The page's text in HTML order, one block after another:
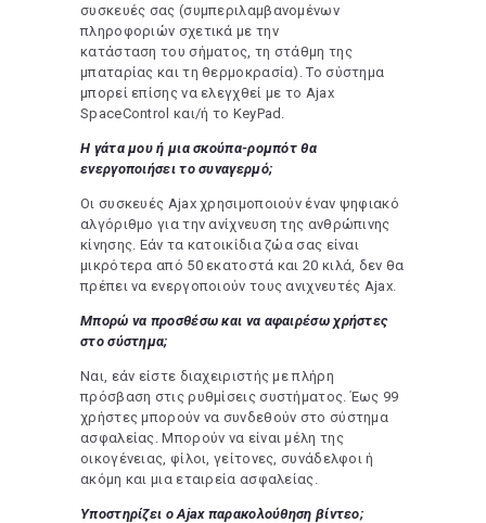
συσκευές σας (συμπεριλαμβανομένων
πληροφοριών σχετικά με την
κατάσταση του σήματος, τη στάθμη της
μπαταρίας και τη θερμοκρασία). Το σύστημα
μπορεί επίσης να ελεγχθεί με το Ajax
SpaceControl και/ή το KeyPad.
Η γάτα μου ή μια σκούπα-ρομπότ θα
ενεργοποιήσει το συναγερμό;
Οι συσκευές Ajax χρησιμοποιούν έναν ψηφιακό
αλγόριθμο για την ανίχνευση της ανθρώπινης
κίνησης. Εάν τα κατοικίδια ζώα σας είναι
μικρότερα από 50 εκατοστά και 20 κιλά, δεν θα
πρέπει να ενεργοποιούν τους ανιχνευτές Ajax.
Μπορώ να προσθέσω και να αφαιρέσω χρήστες
στο σύστημα;
Ναι, εάν είστε διαχειριστής με πλήρη
πρόσβαση στις ρυθμίσεις συστήματος. Έως 99
χρήστες μπορούν να συνδεθούν στο σύστημα
ασφαλείας. Μπορούν να είναι μέλη της
οικογένειας, φίλοι, γείτονες, συνάδελφοι ή
ακόμη και μια εταιρεία ασφαλείας.
Υποστηρίζει ο Ajax παρακολούθηση βίντεο;